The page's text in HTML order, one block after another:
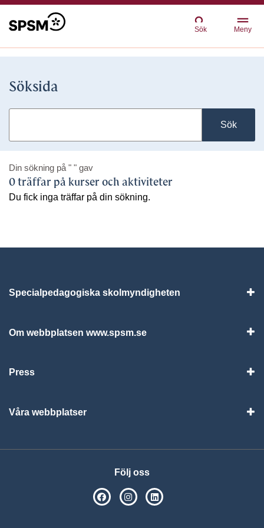
Sök Meny
Söksida
Sök
Din sökning på " " gav
0 träffar på kurser och aktiviteter
Du fick inga träffar på din sökning.
Specialpedagogiska skolmyndigheten
Om webbplatsen www.spsm.se
Press
Våra webbplatser
Följ oss
SPSM på Facebook
SPSM på Instagram